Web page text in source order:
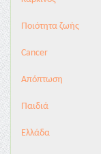
Ποιότητα ζωής
Cancer
Απόπτωση
Παιδιά
Ελλάδα